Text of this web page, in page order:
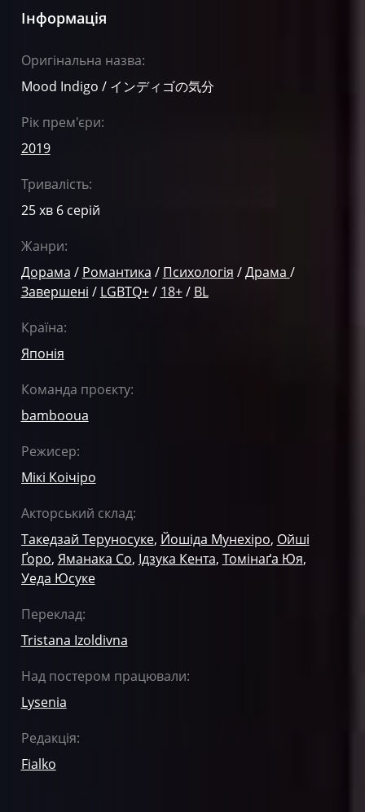
Інформація
Оригінальна назва:
Mood Indigo / インディゴの気分
Рік прем'єри:
2019
Тривалість:
25 хв 6 серій
Жанри:
Дорама / Романтика / Психологія /Драма /
Завершені / LGBTQ+/ 18+/ BL
Країна:
Японія
Команда проєкту:
bambooua
Режисер:
Мікі Коічіро
Акторський склад:
Такедзай Теруносуке, Йошіда Мунехіро, Ойші
Ґоро, Яманака Со, Ідзука Кента, Томінаґа Юя,
Уеда Юсуке
Переклад:
Tristana Izoldivna
Над постером працювали:
Lysenia
Редакція:
Fialko